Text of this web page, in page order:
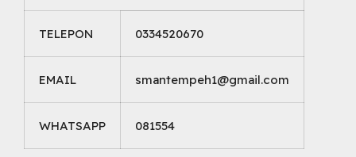
TELEPON 0334520670
EMAIL smantempeh1@gmail.com
WHATSAPP 081554